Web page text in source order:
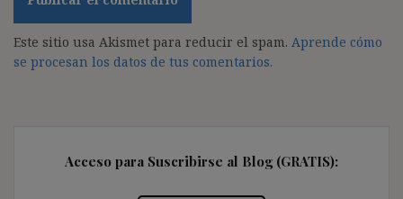
Este sitio usa Akismet para reducir el spam. Aprende cómo
se procesan los datos de tus comentarios.
Acceso para Suscribirse al Blog (GRATIS):